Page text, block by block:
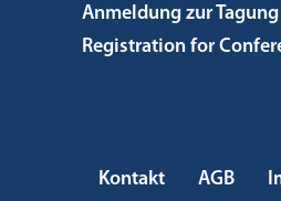
Anmeldung zur Tagung
Registration for
Kontakt AGB